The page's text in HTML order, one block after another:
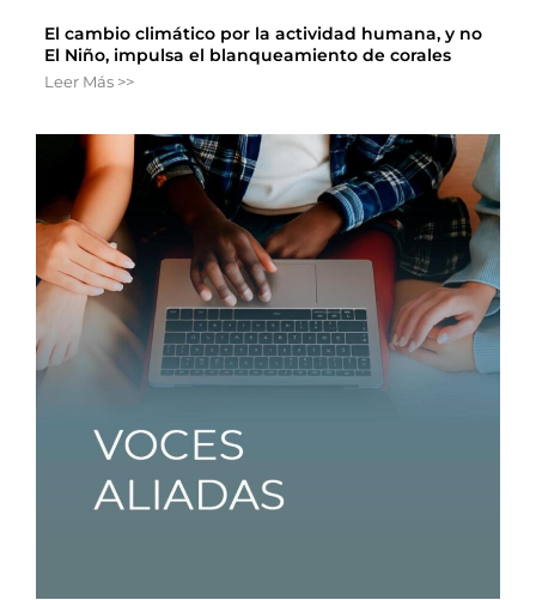
El cambio climático por la actividad humana, y no
El Niño, impulsa el blanqueamiento de corales
Leer Más >>